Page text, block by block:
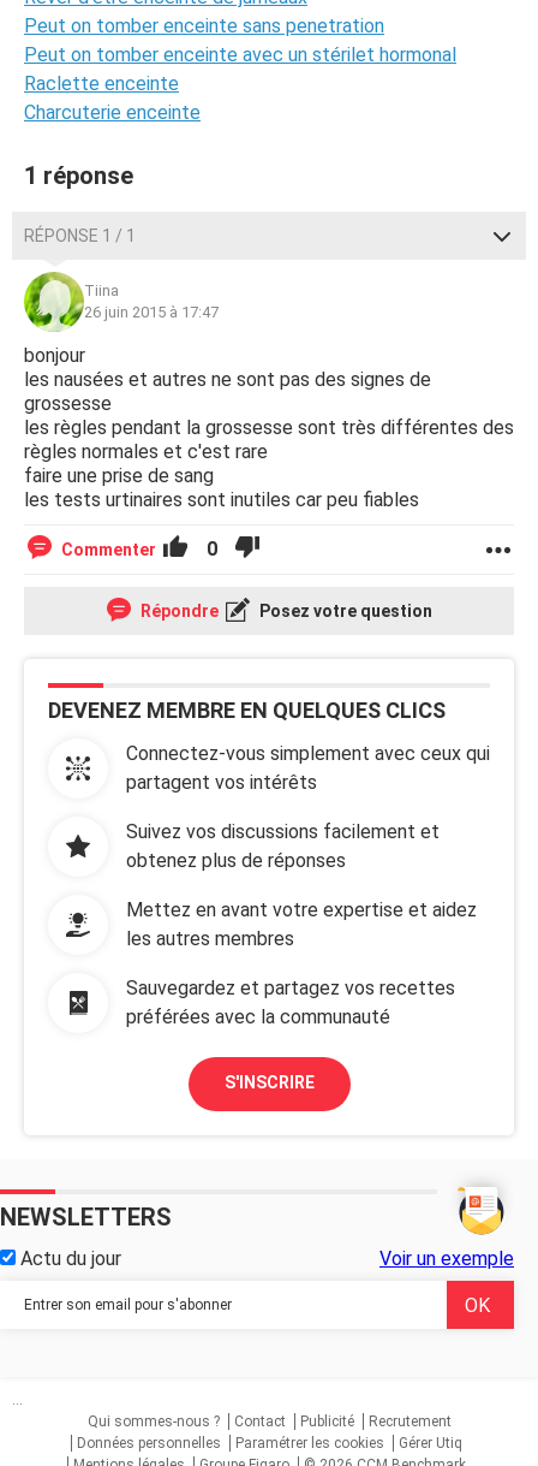
Peut on tomber enceinte sans penetration
Peut on tomber enceinte avec un stérilet hormonal
Raclette enceinte
Charcuterie enceinte
1 réponse
RÉPONSE 1 / 1
Tiina
26 juin 2015 à 17:47
bonjour
les nausées et autres ne sont pas des signes de
grossesse
les règles pendant la grossesse sont très différentes des
règles normales et c'est rare
faire une prise de sang
les tests urtinaires sont inutiles car peu fiables
Commenter 0
Répondre Posez votre question
DEVENEZ MEMBRE EN QUELQUES CLICS
Connectez-vous simplement avec ceux qui
partagent vos intérêts
Suivez vos discussions facilement et
obtenez plus de réponses
Mettez en avant votre expertise et aidez
les autres membres
Sauvegardez et partagez vos recettes
préférées avec la communauté
S'INSCRIRE
NEWSLETTERS
Actu du jour Voir un exemple
...
Qui sommes-nous ?
Contact Publicité
Recrutement
Données personnelles
Paramétrer les cookies
Gérer Utiq